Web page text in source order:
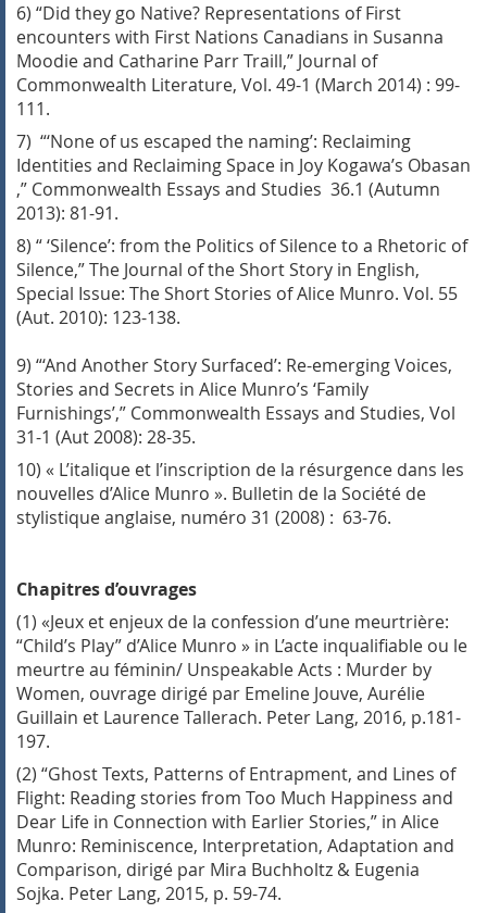
6) “Did they go Native? Representations of First
encounters with First Nations Canadians in Susanna
Moodie and Catharine Parr Traill,” Journal of
Commonwealth Literature, Vol. 49-1 (March 2014) : 99-
111.
7) “‘None of us escaped the naming’: Reclaiming
Identities and Reclaiming Space in Joy Kogawa’s Obasan
,” Commonwealth Essays and Studies 36.1 (Autumn
2013): 81-91.
8) “‘Silence’: from the Politics of Silence to a Rhetoric of
Silence,”The Journal of the Short Story in English,
Special Issue: The Short Stories of Alice Munro. Vol. 55
(Aut. 2010): 123-138.
9) “‘And Another Story Surfaced’: Re-emerging Voices,
Stories and Secrets in Alice Munro’s ‘Family
Furnishings’,” Commonwealth Essays and Studies, Vol
31-1 (Aut 2008): 28-35.
10) « L’italique et l’inscription de la résurgence dans les
nouvelles d’Alice Munro ». Bulletin de la Société de
stylistique anglaise, numéro 31 (2008) : 63-76.
Chapitres d’ouvrages
(1) «Jeux et enjeux de la confession d’une meurtrière:
“Child’s Play” d’Alice Munro » in L’acte inqualifiable ou le
meurtre au féminin/ Unspeakable Acts : Murder by
Women, ouvrage dirigé par Emeline Jouve, Aurélie
Guillain et Laurence Tallerach. Peter Lang, 2016, p.181-
197.
(2) “Ghost Texts, Patterns of Entrapment, and Lines of
Flight: Reading stories from Too Much Happiness and
Dear Life in Connection with Earlier Stories,” in Alice
Munro: Reminiscence, Interpretation, Adaptation and
Comparison, dirigé par Mira Buchholtz & Eugenia
Sojka. Peter Lang, 2015, p. 59-74.